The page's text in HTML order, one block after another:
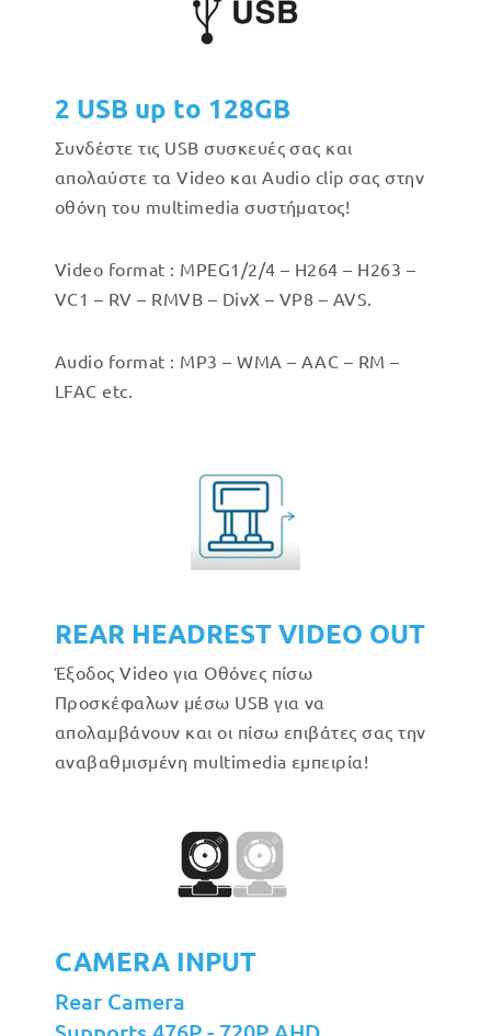
2 USB up to 128GB
Συνδέστε τις USB συσκευές σας και
απολαύστε τα Video και Audio clip σας στην
οθόνη του multimedia συστήματος!
Video format : MPEG1/2/4 – H264 – H263 –
VC1 – RV – RMVB – DivX – VP8 – AVS.
Audio format : MP3 – WMA – AAC – RM –
LFAC etc.
REAR HEADREST VIDEO OUT
Έξοδος Video για Οθόνες πίσω
Προσκέφαλων μέσω USB για να
απολαμβάνουν και οι πίσω επιβάτες σας την
αναβαθμισμένη multimedia εμπειρία!
CAMERA INPUT
Rear Camera